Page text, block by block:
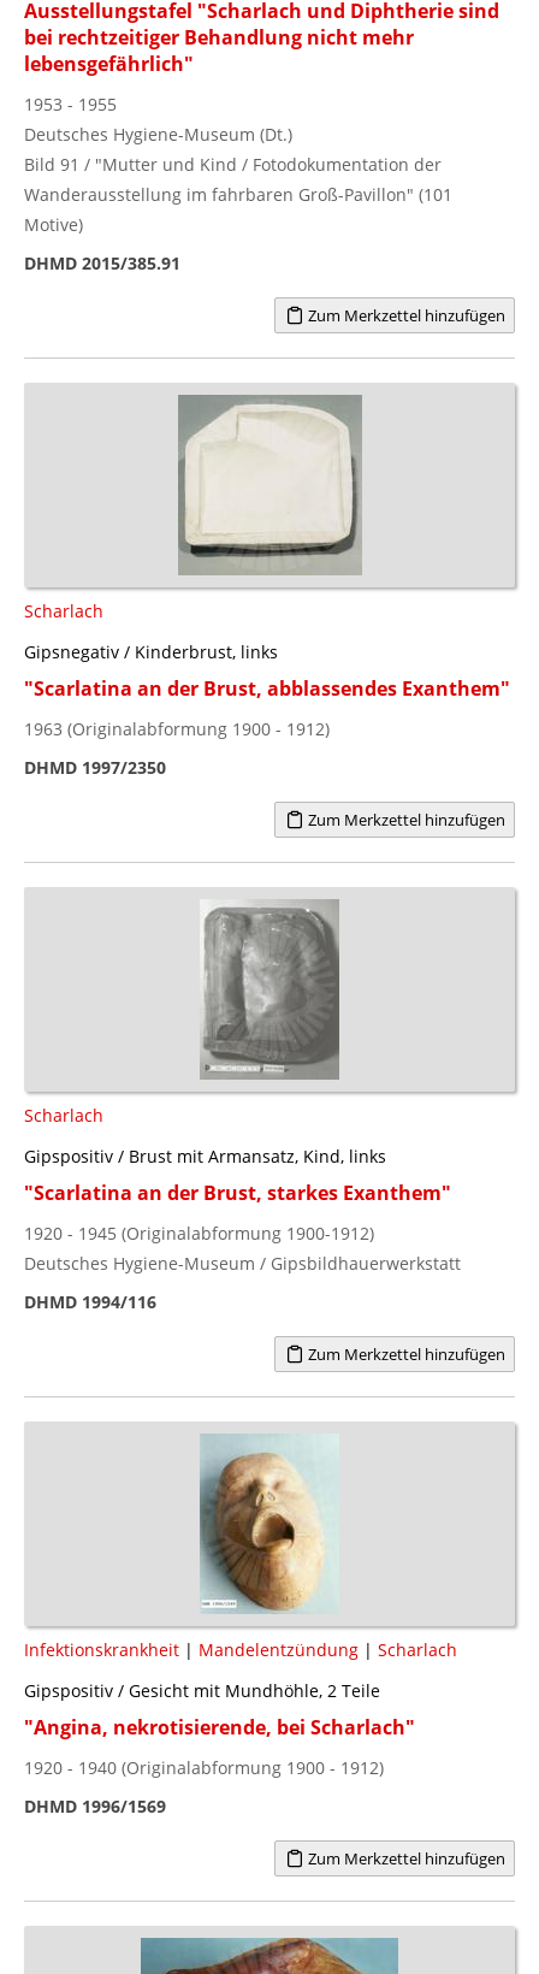
Ausstellungstafel "Scharlach und Diphtherie sind
bei rechtzeitiger Behandlung nicht mehr
lebensgefährlich"
1953 - 1955
Deutsches Hygiene-Museum (Dt.)
Bild 91 / "Mutter und Kind / Fotodokumentation der
Wanderausstellung im fahrbaren Groß-Pavillon" (101
Motive)
DHMD 2015/385.91
Zum Merkzettel hinzufügen
Scharlach
Gipsnegativ / Kinderbrust, links
"Scarlatina an der Brust, abblassendes Exanthem"
1963 (Originalabformung 1900 - 1912)
DHMD 1997/2350
Zum Merkzettel hinzufügen
Scharlach
Gipspositiv / Brust mit Armansatz, Kind, links
"Scarlatina an der Brust, starkes Exanthem"
1920 - 1945 (Originalabformung 1900-1912)
Deutsches Hygiene-Museum / Gipsbildhauerwerkstatt
DHMD 1994/116
Zum Merkzettel hinzufügen
Infektionskrankheit | Mandelentzündung | Scharlach
Gipspositiv / Gesicht mit Mundhöhle, 2 Teile
"Angina, nekrotisierende, bei Scharlach"
1920 - 1940 (Originalabformung 1900 - 1912)
DHMD 1996/1569
Zum Merkzettel hinzufügen